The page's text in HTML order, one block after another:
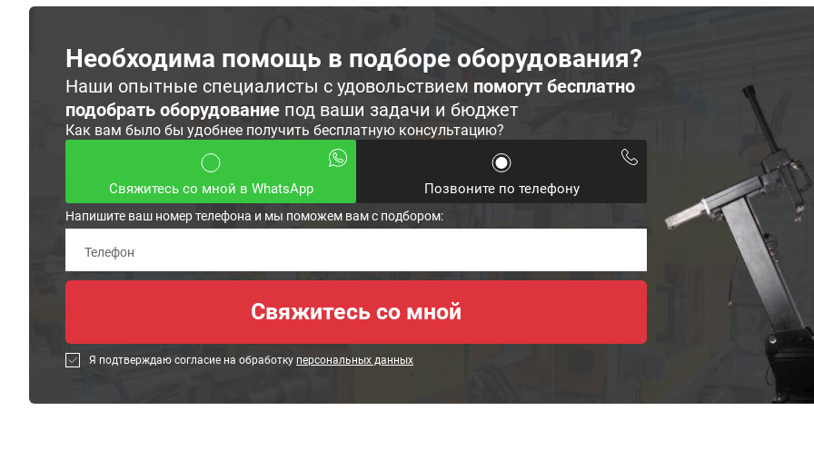
Необходима помощь в подборе оборудования?
Наши опытные специалисты с удовольствием помогут бесплатно
подобрать оборудование под ваши задачи и бюджет
Как вам было бы удобнее получить бесплатную консультацию?
Свяжитесь со мной в WhatsApp Позвоните по телефону
Напишите ваш номер телефона и мы поможем вам с подбором:
Я подтверждаю согласие на обработку персональных данных